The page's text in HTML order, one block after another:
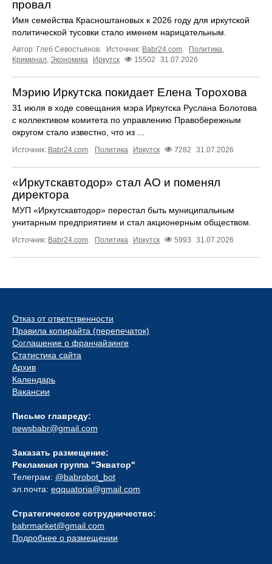
провал
Имя семейства Красноштановых к 2026 году для иркутской
политической тусовки стало именем нарицательным.
Автор: Глеб Севостьянов. Источник: Babr24.com Политика
Криминал Экономика Иркутск 15502 31.07.2026
Мэрию Иркутска покидает Елена Торохова
31 июля в ходе совещания мэра Иркутска Руслана Болотова
с коллективом комитета по управлению Правобережным
округом стало известно, что из ...
Источник: Babr24.com Политика Иркутск 7282 31.07.2026
«Иркутскавтодор» стал АО и поменял
директора
МУП «Иркутскавтодор» перестал быть муниципальным
унитарным предприятием и стал акционерным обществом.
Источник: Babr24.com. Политика Иркутск 5993 31.07.2026
Отказ от ответственности
Правила копирайта (перепечаток)
Соглашение о франчайзинге
Статистика сайта
Архив
Календарь
Вакансии
Письмо главреду:
newsbabr@gmail.com
Заказать размещение:
Рекламная группа "Экватор"
Телеграм: @babrobot_bot
эл.почта: eqquatoria@gmail.com
Стратегическое сотрудничество:
babrmarket@gmail.com
Подробнее о размещении